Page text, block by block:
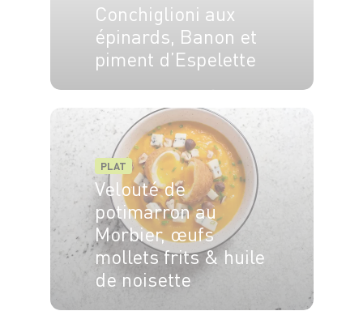
Conchiglioni aux
épinards, Banon et
piment d’Espelette
PLAT
Velouté de
potimarron au
Morbier, œufs
mollets frits & huile
de noisette